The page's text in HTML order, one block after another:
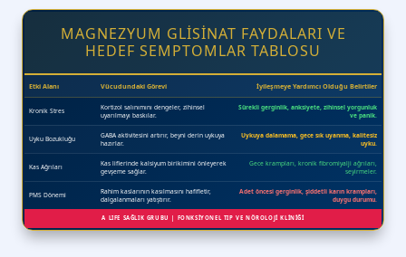
MAGNEZYUM GLİSİNAT FAYDALARI VE
HEDEF SEMPTOMLAR TABLOSU